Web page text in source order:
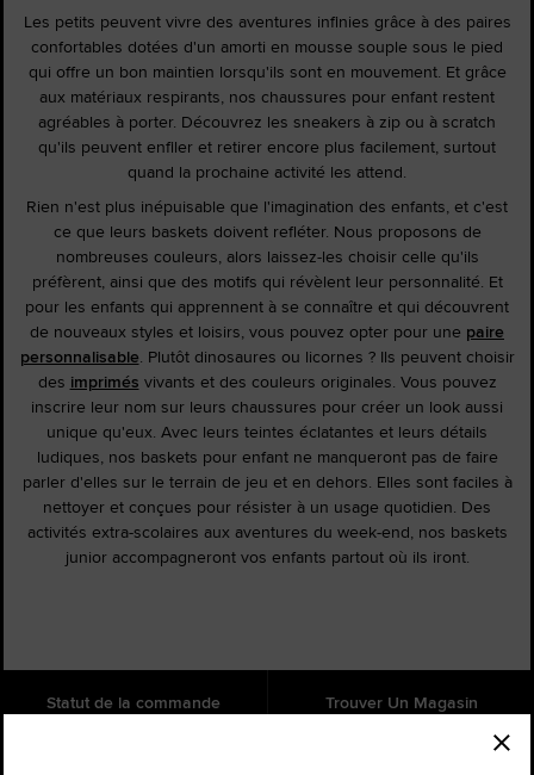
Les petits peuvent vivre des aventures infinies grâce à des paires
confortables dotées d'un amorti en mousse souple sous le pied
qui offre un bon maintien lorsqu'ils sont en mouvement. Et grâce
aux matériaux respirants, nos chaussures pour enfant restent
agréables à porter. Découvrez les sneakers à zip ou à scratch
qu'ils peuvent enfiler et retirer encore plus facilement, surtout
quand la prochaine activité les attend.
Rien n'est plus inépuisable que l'imagination des enfants, et c'est
ce que leurs baskets doivent refléter. Nous proposons de
nombreuses couleurs, alors laissez-les choisir celle qu'ils
préfèrent, ainsi que des motifs qui révèlent leur personnalité. Et
pour les enfants qui apprennent à se connaître et qui découvrent
de nouveaux styles et loisirs, vous pouvez opter pour une paire
personnalisable. Plutôt dinosaures ou licornes ? Ils peuvent choisir
des imprimés vivants et des couleurs originales. Vous pouvez
inscrire leur nom sur leurs chaussures pour créer un look aussi
unique qu'eux. Avec leurs teintes éclatantes et leurs détails
ludiques, nos baskets pour enfant ne manqueront pas de faire
parler d'elles sur le terrain de jeu et en dehors. Elles sont faciles à
nettoyer et conçues pour résister à un usage quotidien. Des
activités extra-scolaires aux aventures du week-end, nos baskets
junior accompagneront vos enfants partout où ils iront.
Statut de la commande Trouver Un Magasin